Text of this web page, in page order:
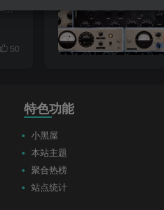
Plugin Alliance All Bundle v2026 是插件联盟的年度完整插件包，包含其200多个专业音频插件。它提供录音棚级模拟音色与全套压缩、均衡、效果器及合成器工具，适合所有追求卓越音质的音乐制作人...
50
特色功能
小黑屋
本站主题
聚合热榜
站点统计